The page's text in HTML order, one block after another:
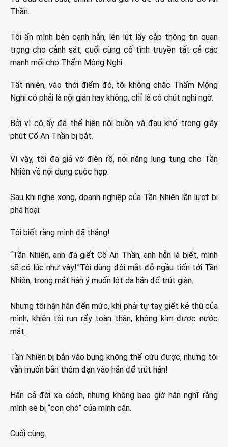
Thần.
Tôi ẩn mình bên cạnh hắn, lén lút lấy cắp thông tin quan
trọng cho cảnh sát, cuối cùng cố tình truyền tất cả các
manh mối cho Thẩm Mộng Nghi.
Tất nhiên, vào thời điểm đó, tôi không chắc Thẩm Mộng
Nghi có phải là nội gián hay không, chỉ là có chút nghi ngờ.
Bởi vì cô ấy đã thể hiện nỗi buồn và đau khổ trong giây
phút Cố An Thần bị bắt.
Vì vậy, tôi đã giả vờ điên rồ, nói năng lung tung cho Tần
Nhiên về nội dung cuộc họp.
Sau khi nghe xong, doanh nghiệp của Tần Nhiên lần lượt bị
phá hoại.
Tôi biết rằng mình đã thắng!
“Tần Nhiên, anh đã giết Cố An Thần, anh hẳn là biết, mình
sẽ có lúc như vậy!”Tôi dùng đôi mắt đỏ ngầu tiến tới Tần
Nhiên, trong mắt hận ý muốn lột da hắn để trút giận.
Nhưng tôi hận hắn đến mức, khi phải tự tay giết kẻ thù của
mình, khiên tôi run rẩy toàn thân, không kìm được nước
mắt.
Tần Nhiên bị bắn vào bụng không thể cứu được, nhưng tôi
vẫn muốn bắn thêm đạn vào hắn để trút hận!
Hắn cả đời xa cách, nhưng không bao giờ hắn nghĩ rằng
mình sẽ bị “con chó” của mình cắn.
Cuối cùng.